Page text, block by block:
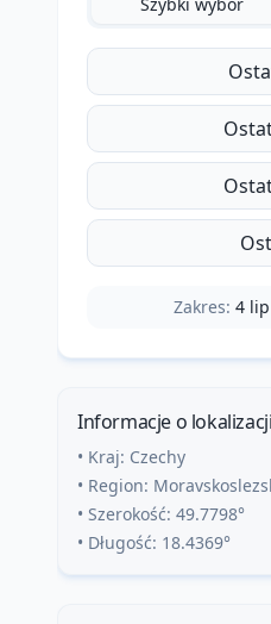
Zakres: 4
Informacje o lokalizacji
• Kraj: Czechy
• Region:
• Szerokość: 49.7798°
• Długość: 18.4369°